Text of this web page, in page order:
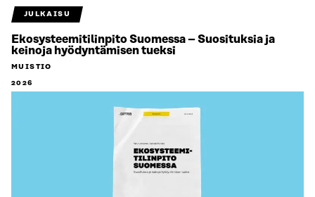
JULKAISU
Ekosysteemitilinpito Suomessa – Suosituksia ja
keinoja hyödyntämisen tueksi
MUISTIO
2026